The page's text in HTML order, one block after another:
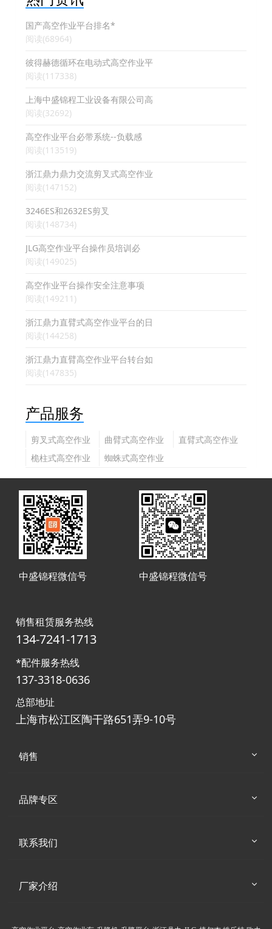
国产高空作业平台排名*
阅读(68964)
彼得赫德循环在电动式高空作业平
阅读(117338)
上海中盛锦程工业设备有限公司高
阅读(32692)
高空作业平台必带系统--负载感
阅读(113519)
浙江鼎力鼎力交流剪叉式高空作业
阅读(147152)
3246ES和2632ES剪叉
阅读(148734)
JLG高空作业平台操作员培训必
阅读(149025)
高空作业平台操作安全注意事项
阅读(149211)
浙江鼎力直臂式高空作业平台的日
阅读(144258)
浙江鼎力直臂高空作业平台转台如
阅读(147835)
产品服务
剪叉式高空作业
平台
曲臂式高空作业
平台
直臂式高空作业
桅柱式高空作业
蜘蛛式高空作业
中盛锦程微信号 中盛锦程微信号
销售租赁服务热线
134-7241-1713
*配件服务热线
137-3318-0636
总部地址
上海市松江区陶干路651弄9-10号
销售
品牌专区
联系我们
厂家介绍